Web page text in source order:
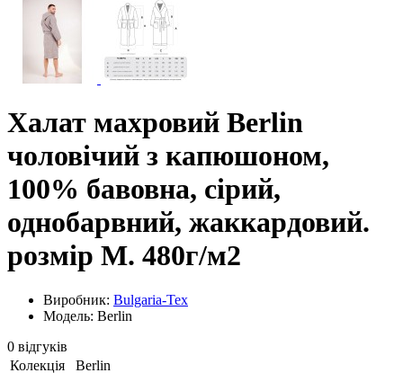
Халат махровий Berlin
чоловічий з капюшоном,
100% бавовна, сірий,
однобарвний, жаккардовий.
розмір M. 480г/м2
Виробник: Bulgaria-Tex
Модель: Berlin
0 відгуків
Колекція
Berlin